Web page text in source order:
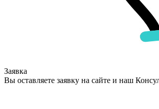
Заявка
Вы оставляете заявку на сайте и наш